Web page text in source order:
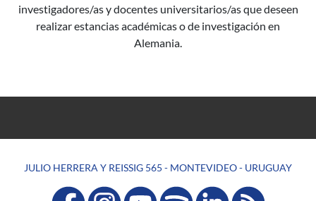
investigadores/as y docentes universitarios/as que deseen
realizar estancias académicas o de investigación en
Alemania.
JULIO HERRERA Y REISSIG 565 - MONTEVIDEO - URUGUAY